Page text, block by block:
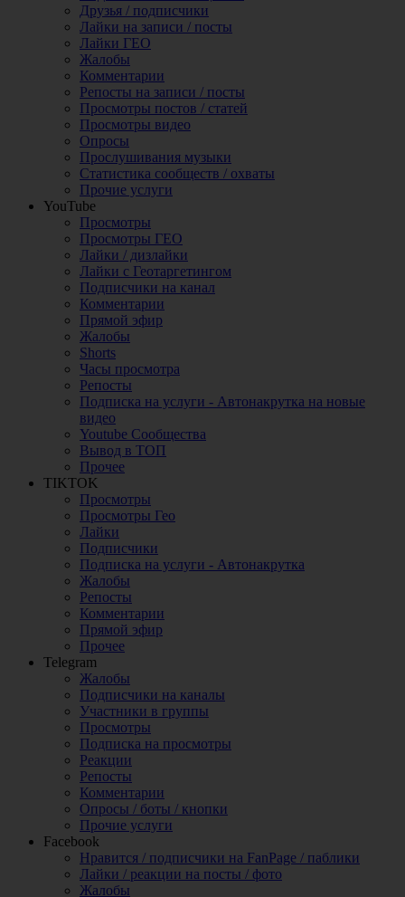
Друзья / подписчики
Лайки на записи / посты
Лайки ГЕО
Жалобы
Комментарии
Репосты на записи / посты
Просмотры постов / статей
Просмотры видео
Опросы
Прослушивания музыки
Статистика сообществ / охваты
Прочие услуги
YouTube
Просмотры
Просмотры ГЕО
Лайки / дизлайки
Лайки с Геотаргетингом
Подписчики на канал
Комментарии
Прямой эфир
Жалобы
Shorts
Часы просмотра
Репосты
Подписка на услуги - Автонакрутка на новые
видео
Youtube Сообщества
Вывод в ТОП
Прочее
TIKTOK
Просмотры
Просмотры Гео
Лайки
Подписчики
Подписка на услуги - Автонакрутка
Жалобы
Репосты
Комментарии
Прямой эфир
Прочее
Telegram
Жалобы
Подписчики на каналы
Участники в группы
Просмотры
Подписка на просмотры
Реакции
Репосты
Комментарии
Опросы / боты / кнопки
Прочие услуги
Facebook
Нравится / подписчики на FanPage / паблики
Лайки / реакции на посты / фото
Жалобы